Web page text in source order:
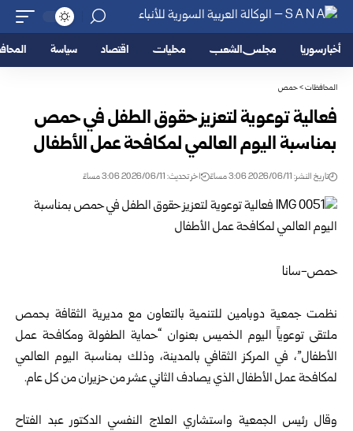
أخبار سوريا مجلس الشعب محليات اقتصاد سياسة
المحافظات>حمص
فعالية توعوية لتعزيز حقوق الطفل في حمص
بمناسبة اليوم العالمي لمكافحة عمل الأطفال
تاريخ النشر: 2026/06/11 3:06 مساءً اخر تحديث: 2026/06/11 3:06 مساءً
حمص-سانا
نظمت جمعية دوبامين للتنمية بالتعاون مع مديرية الثقافة بحمص
ملتقى توعوياً اليوم الخميس بعنوان “حماية الطفولة ومكافحة عمل
الأطفال”، في المركز الثقافي بالمدينة، وذلك بمناسبة اليوم العالمي
لمكافحة عمل الأطفال الذي يصادف الثاني عشر من حزيران من كل عام.
وقال رئيس الجمعية واستشاري العلاج النفسي الدكتور عبد الفتاح